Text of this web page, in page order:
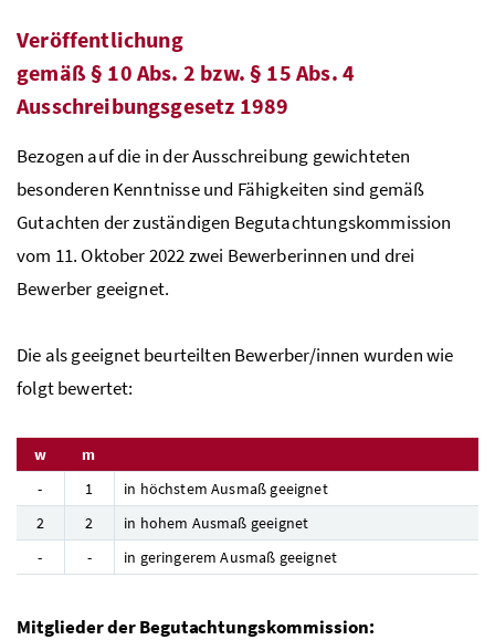
Veröffentlichung
gemäß§ 10 Abs. 2 bzw. § 15Abs. 4
Ausschreibungsgesetz 1989
Bezogen auf die in der Ausschreibung gewichteten
besonderen Kenntnisse und Fähigkeiten sind gemäß
Gutachten der zuständigen Begutachtungskommission
vom 11. Oktober 2022 zwei Bewerberinnen und drei
Bewerber geeignet.
Die als geeignet beurteilten Bewerber/innen wurden wie
folgt bewertet:
w
m
-
1
in höchstem Ausmaß geeignet
2
2
in hohem Ausmaß geeignet
-
- in geringerem Ausmaß geeignet
Mitglieder der Begutachtungskommission: